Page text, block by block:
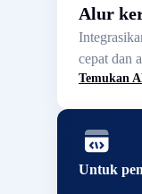
Alur
cepat dan
Temukan
Untuk